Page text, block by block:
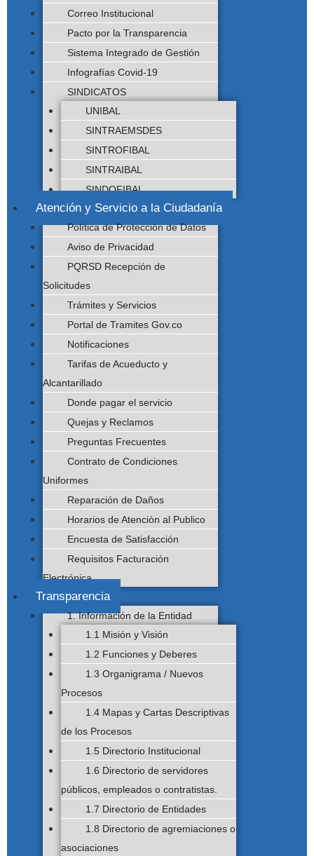
Correo Institucional
Pacto por la Transparencia
Sistema Integrado de Gestión
Infografías Covid-19
SINDICATOS
UNIBAL
SINTRAEMSDES
SINTROFIBAL
SINTRAIBAL
SINDOFIBAL
Atención y Servicio a la Ciudadanía
Política de Protección de Datos
Aviso de Privacidad
PQRSD Recepción de
Solicitudes
Trámites y Servicios
Portal de Tramites Gov.co
Notificaciones
Tarifas de Acueducto y
Alcantarillado
Donde pagar el servicio
Quejas y Reclamos
Preguntas Frecuentes
Contrato de Condiciones
Uniformes
Reparación de Daños
Horarios de Atenciòn al Publico
Encuesta de Satisfacción
Requisitos Facturación
Electrónica
Transparencia
1. Información de la Entidad
1.1 Misión y Visión
1.2 Funciones y Deberes
1.3 Organigrama / Nuevos
Procesos
1.4 Mapas y Cartas Descriptivas
de los Procesos
1.5 Directorio Institucional
1.6 Directorio de servidores
públicos, empleados o contratistas.
1.7 Directorio de Entidades
1.8 Directorio de agremiaciones o
asociaciones